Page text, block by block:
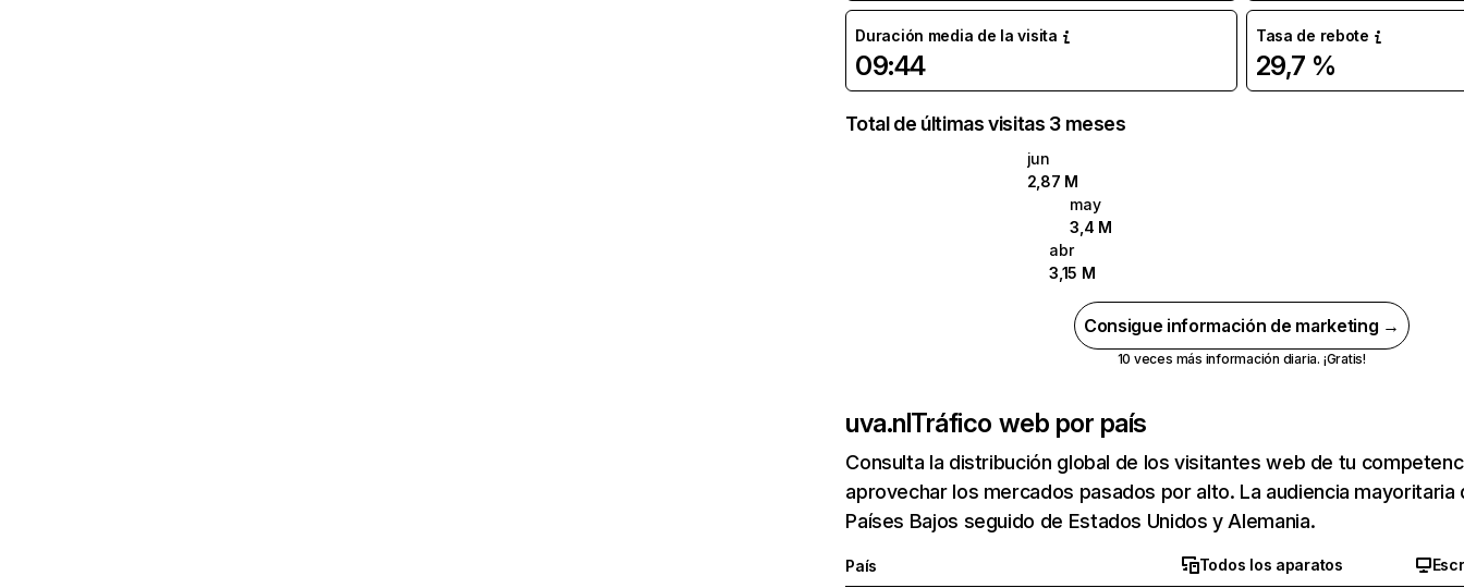
Duración media de la visita
09:44
Tasa de rebote
29,7 %
Total de últimas visitas 3 meses
jun
2,87 M
may
3,4 M
abr
3,15 M
Consigue información de marketing →
10 veces más información diaria. ¡Gratis!
uva.nlTráfico web por país
Consulta la distribución global de los visitantes web de tu
aprovechar los mercados pasados por alto. La audiencia mayoritaria
Países Bajos seguido de Estados Unidos y Alemania.
País Todos los aparatos